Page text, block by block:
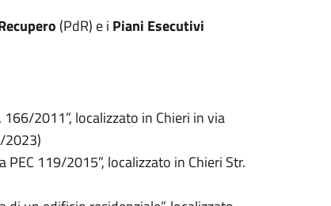
(PdR) e i Piani Esecutivi
2011”, localizzato in Chieri in via
2023)
119/2015”, localizzato in Chieri Str.